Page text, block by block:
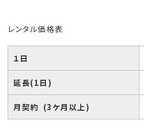
レンタル価格表
１日
延長(1日)
月契約 (3ケ月以上)